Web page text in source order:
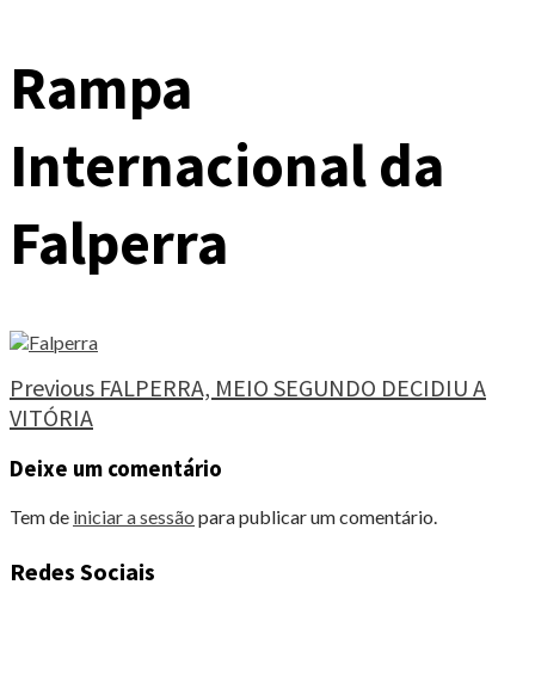
Rampa
Internacional da
Falperra
Continue
Reading
Previous FALPERRA, MEIO SEGUNDO DECIDIU A
VITÓRIA
Deixe um comentário
Tem de iniciar a sessão para publicar um comentário.
Redes Sociais